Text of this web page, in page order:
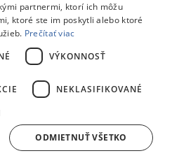
1.5m
partnermi, ktorí ich môžu
ktoré ste im poskytli alebo ktoré
Prečítať viac
VÝKONNOSŤ
NEKLASIFIKOVANÉ
ODMIETNUŤ VŠETKO